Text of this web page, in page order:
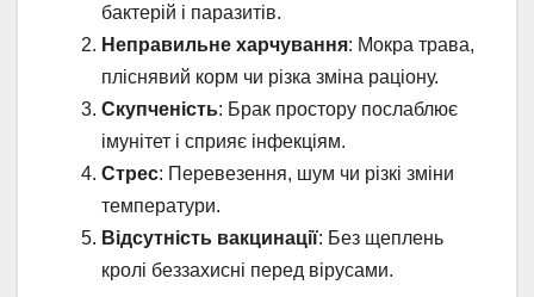
бактерій і паразитів.
Неправильне харчування: Мокра трава,
пліснявий корм чи різка зміна раціону.
Скупченість: Брак простору послаблює
імунітет і сприяє інфекціям.
Стрес: Перевезення, шум чи різкі зміни
температури.
Відсутність вакцинації: Без щеплень
кролі беззахисні перед вірусами.